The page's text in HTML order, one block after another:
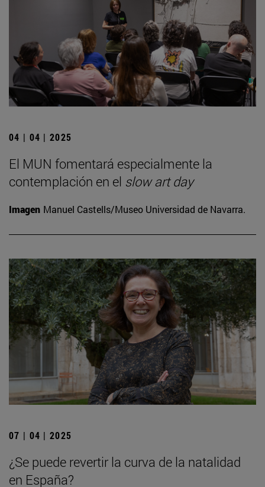
04 | 04 | 2025
El MUN fomentará especialmente la
contemplación en el slow art day
Imagen Manuel Castells/Museo Universidad de Navarra.
07 | 04 | 2025
¿Se puede revertir la curva de la natalidad
en España?